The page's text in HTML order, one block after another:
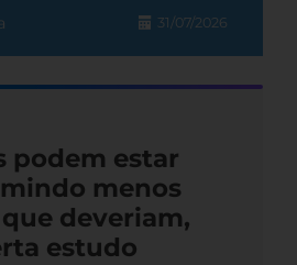
31/07/2026
podem estar
menos
que deveriam,
estudo